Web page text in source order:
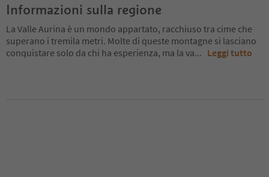
Informazioni sulla regione
La Valle Aurina è un mondo appartato, racchiuso tra cime che
superano i tremila metri. Molte di queste montagne si lasciano
conquistare solo da chi ha esperienza, ma la va... Leggi tutto